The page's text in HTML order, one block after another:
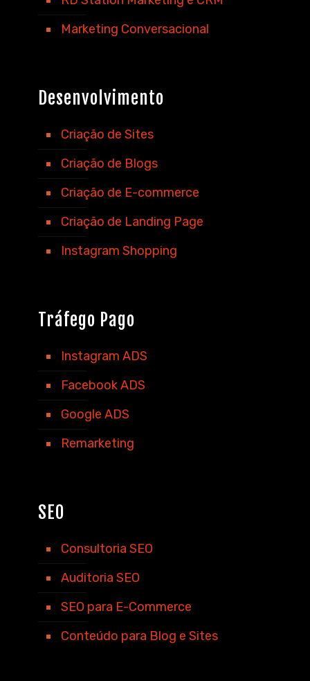
Marketing Conversacional
Desenvolvimento
Criação de Sites
Criação de Blogs
Criação de E-commerce
Criação de Landing Page
Instagram Shopping
Tráfego Pago
Instagram ADS
Facebook ADS
Google ADS
Remarketing
SEO
Consultoria SEO
Auditoria SEO
SEO para E-Commerce
Conteúdo para Blog e Sites